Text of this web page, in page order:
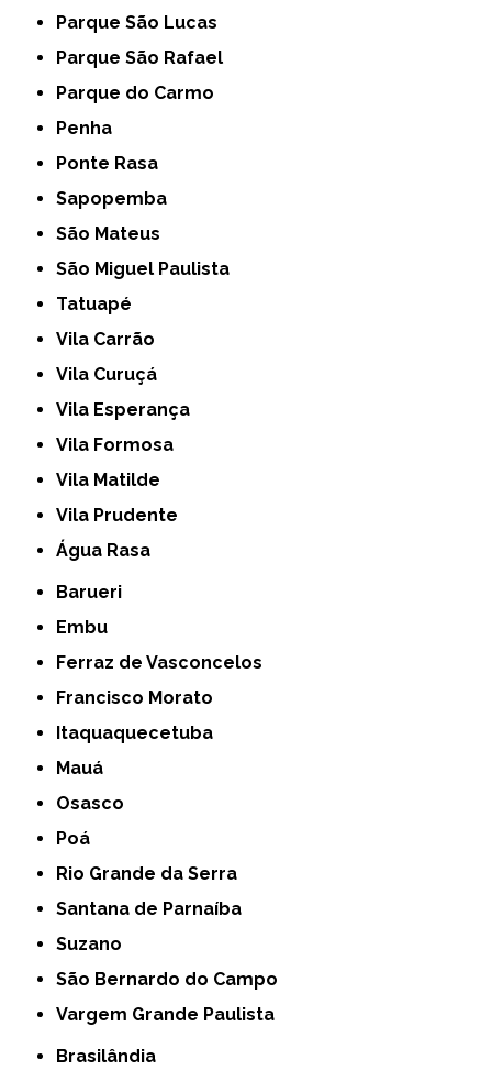
Parque São Lucas
Parque São Rafael
Parque do Carmo
Penha
Ponte Rasa
Sapopemba
São Mateus
São Miguel Paulista
Tatuapé
Vila Carrão
Vila Curuçá
Vila Esperança
Vila Formosa
Vila Matilde
Vila Prudente
Água Rasa
Barueri
Embu
Ferraz de Vasconcelos
Francisco Morato
Itaquaquecetuba
Mauá
Osasco
Poá
Rio Grande da Serra
Santana de Parnaíba
Suzano
São Bernardo do Campo
Vargem Grande Paulista
Brasilândia